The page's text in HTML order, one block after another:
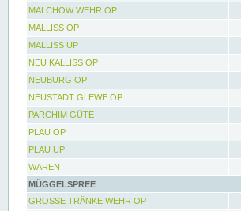
MALCHOW WEHR OP
MALLISS OP
MALLISS UP
NEU KALLISS OP
NEUBURG OP
NEUSTADT GLEWE OP
PARCHIM GÜTE
PLAU OP
PLAU UP
WAREN
MÜGGELSPREE
GROSSE TRÄNKE WEHR OP